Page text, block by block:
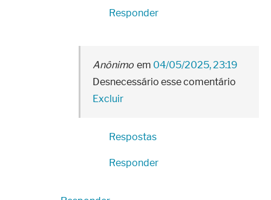
Responder
Anônimo
04/05/2025, 23:19
Desnecessário esse comentário
Excluir
Respostas
Responder